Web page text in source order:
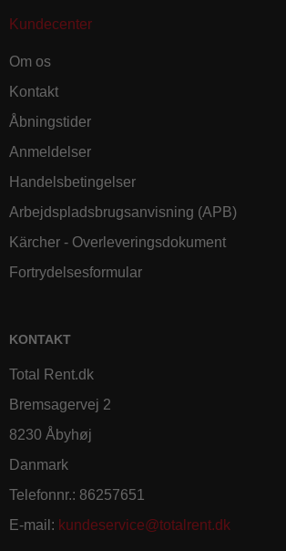
Kundecenter
Om os
Kontakt
Åbningstider
Anmeldelser
Handelsbetingelser
Arbejdspladsbrugsanvisning (APB)
Kärcher - Overleveringsdokument
Fortrydelsesformular
KONTAKT
Total Rent.dk
Bremsagervej 2
8230 Åbyhøj
Danmark
Telefonnr.: 86257651
E-mail : kundeservice@totalrent.dk